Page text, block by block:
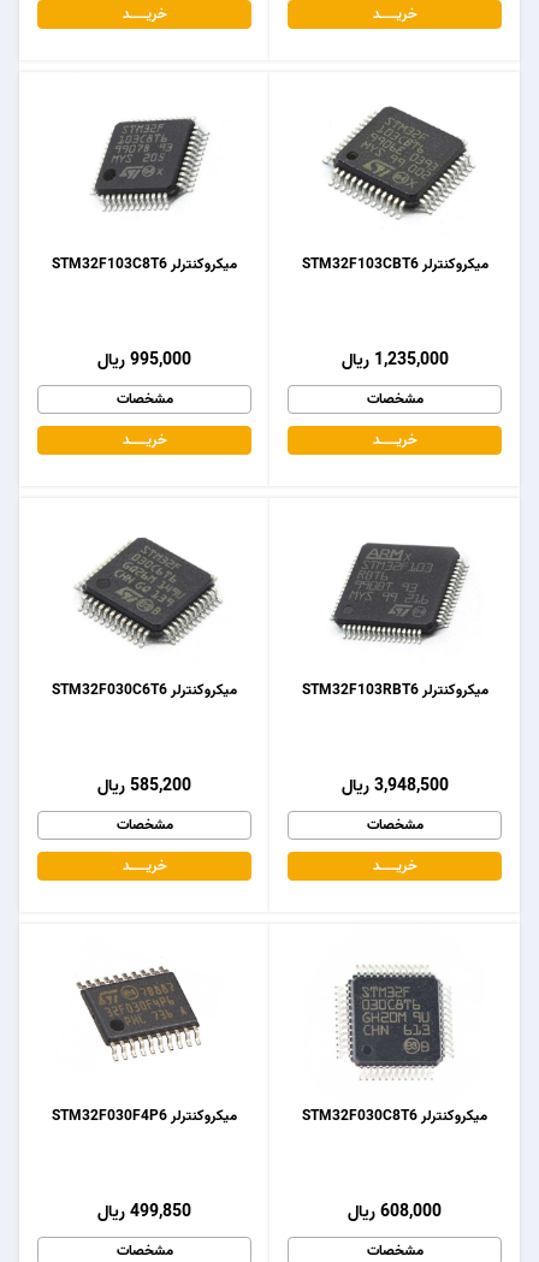
خریـــــــد
خریـــــــد
میکروکنترلر STM32F103C8T6
995,000 ریال
مشخصات
خریـــــــد
میکروکنترلر STM32F103CBT6
1,235,000 ریال
مشخصات
خریـــــــد
میکروکنترلر STM32F030C6T6
585,200 ریال
مشخصات
خریـــــــد
میکروکنترلر STM32F103RBT6
3,948,500 ریال
مشخصات
خریـــــــد
میکروکنترلر STM32F030F4P6
499,850 ریال
مشخصات
میکروکنترلر STM32F030C8T6
608,000 ریال
مشخصات